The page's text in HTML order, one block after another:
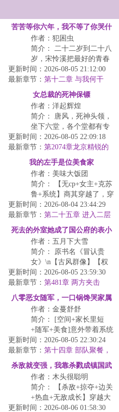
苦苦等你六年，我不等了你哭什
么
作者：犯困虫
简介： 二十二岁到二十八
岁，宋怜溪把最好的青春
都押在一个承诺上。毕业
那天，陆砚洲吻着她的额
头...
更新时间：2026-08-05 21:12:00
最新章节： 第十二章 与我何干
女总裁的死神保镖
作者：洋起辉煌
简介： 唐风，死神头领，
坐下六堂，各个堂都有专
业的人员，唐风5年前出任
务被陷害，队友为了保
护...
更新时间：2026-08-05 22:09:18
最新章节： 第2074章龙京精锐的
我的左手是位美食家
作者：美味大饭团
简介： 【无cp+女主+克苏
鲁+系统】商其穿越了，穿
越到了一个满是黑雾的世
界。
更新时间：2026-08-04 23:44:29
最新章节： 第二十五章 进入二层
死去的外室她成了国公府的表小
姐
作者：五月下大雪
简介： 原书名《冒认贵
女》\n【古风群像】【权
谋】【非重生】\n【剧情
流】【有cp】【男洁】...
更新时间：2026-08-05 23:59:30
最新章节： 第481章 两方夹击
八零恶女随军，一口锅馋哭家属
院
作者：金蔓舒舒
简介： [空间+家长里短
+随军+美食]意外带着系统
来到八零年，明夏成了好
吃懒惰，嫁给兵哥哥的...
更新时间：2026-08-05 22:30:24
最新章节： 第十四章 部队聚餐，
明夏掌勺
杀敌就变强，我靠杀戮成镇国武
神
作者：木头很聪明
简介： 【杀敌+掠夺+边关
+热血+无敌成长】穿越大
周边关，开局遭遇戎族屠
更新时间：2026-08-06 01:58:30